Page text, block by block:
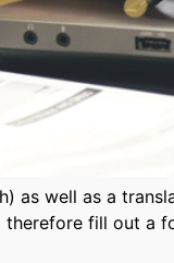
as well as a
fill out a